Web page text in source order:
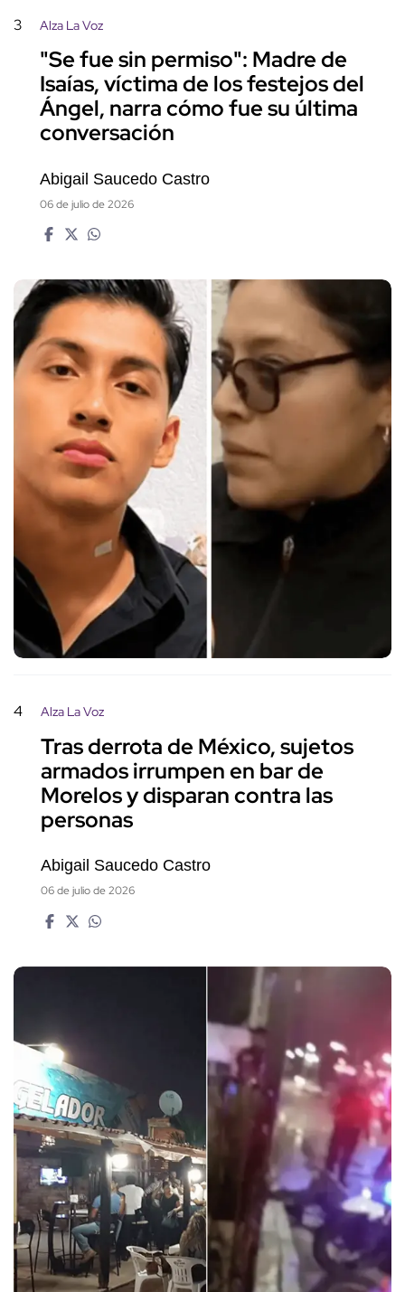
3 Alza La Voz
"Se fue sin permiso": Madre de
Isaías, víctima de los festejos del
Ángel, narra cómo fue su última
conversación
Abigail Saucedo Castro
06 de julio de 2026
4 Alza La Voz
Tras derrota de México, sujetos
armados irrumpen en bar de
Morelos y disparan contra las
personas
Abigail Saucedo Castro
06 de julio de 2026